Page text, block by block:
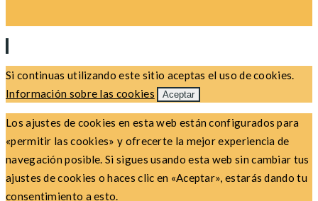
Si continuas utilizando este sitio aceptas el uso de cookies.
Información sobre las cookies
Aceptar
Los ajustes de cookies en esta web están configurados para
«permitir las cookies» y ofrecerte la mejor experiencia de
navegación posible. Si sigues usando esta web sin cambiar tus
ajustes de cookies o haces clic en «Aceptar», estarás dando tu
consentimiento a esto.